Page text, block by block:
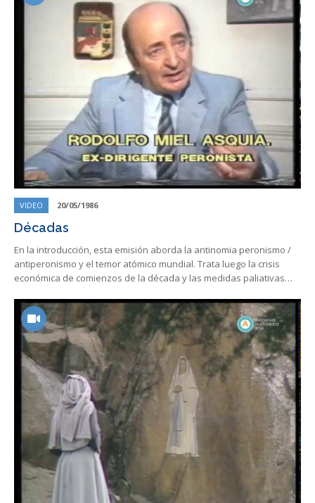
VIDEO 20/05/1986
Décadas
En la introducción, esta emisión aborda la antinomia peronismo /
antiperonismo y el temor atómico mundial. Trata luego la crisis
económica de comienzos de la década y las medidas paliativas…